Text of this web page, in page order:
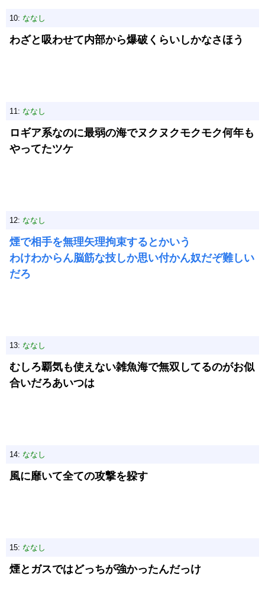
10: ななし
わざと吸わせて内部から爆破くらいしかなさほう
11: ななし
ロギア系なのに最弱の海でヌクヌクモクモク何年も
やってたツケ
12: ななし
煙で相手を無理矢理拘束するとかいう
わけわからん脳筋な技しか思い付かん奴だぞ難しい
だろ
13: ななし
むしろ覇気も使えない雑魚海で無双してるのがお似
合いだろあいつは
14: ななし
風に靡いて全ての攻撃を躱す
15: ななし
煙とガスではどっちが強かったんだっけ